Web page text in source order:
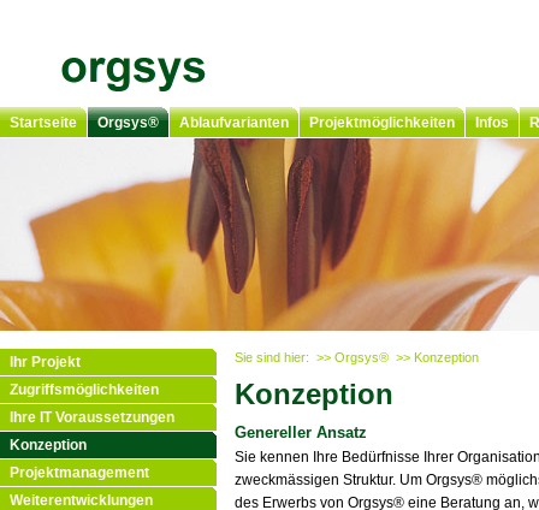
Startseite Orgsys® Ablaufvarianten Projektmöglichkeiten Infos
Sie sind hier: >> Orgsys® >> Konzeption
Ihr Projekt
Zugriffsmöglichkeiten
Ihre IT Voraussetzungen
Konzeption
Projektmanagement
Weiterentwicklungen
Konzeption
Genereller Ansatz
Sie kennen Ihre Bedürfnisse Ihrer
zweckmässigen Struktur. Um Orgsys®
des Erwerbs von Orgsys® eine Beratung an,